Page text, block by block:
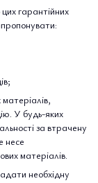
гарантійних
У будь-яких
за втрачену
несе
матеріалів.
необхідну